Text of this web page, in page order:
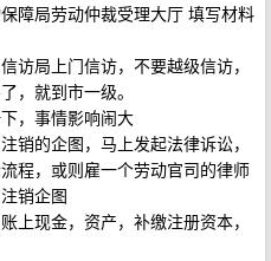
障局劳动仲裁受理大厅 填写材料
访局上门信访，不要越级信访，
，就到市一级。
，事情影响闹大
销的企图，马上发起法律诉讼，
程，或则雇一个劳动官司的律师
销企图
上现金，资产，补缴注册资本，